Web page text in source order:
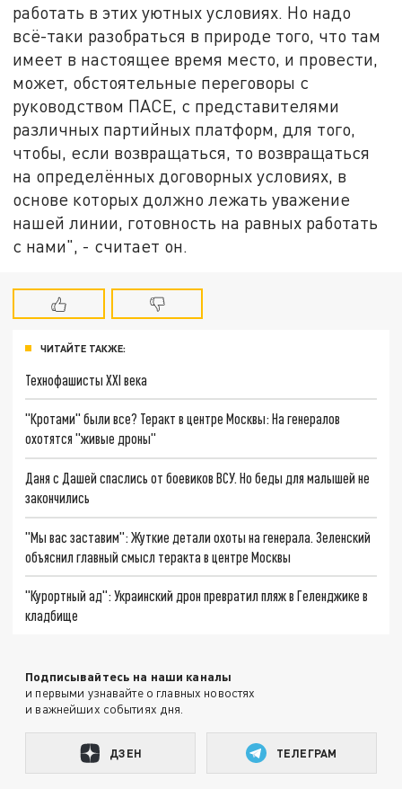
работать в этих уютных условиях. Но надо
всё-таки разобраться в природе того, что там
имеет в настоящее время место, и провести,
может, обстоятельные переговоры с
руководством ПАСЕ, с представителями
различных партийных платформ, для того,
чтобы, если возвращаться, то возвращаться
на определённых договорных условиях, в
основе которых должно лежать уважение
нашей линии, готовность на равных работать
с нами", - считает он.
ЧИТАЙТЕ ТАКЖЕ:
Технофашисты XXI века
"Кротами" были все? Теракт в центре Москвы: На генералов
охотятся "живые дроны"
Даня с Дашей спаслись от боевиков ВСУ. Но беды для малышей не
закончились
"Мы вас заставим": Жуткие детали охоты на генерала. Зеленский
объяснил главный смысл теракта в центре Москвы
"Курортный ад": Украинский дрон превратил пляж в Геленджике в
кладбище
Подписывайтесь на наши каналы
и первыми узнавайте о главных новостях
и важнейших событиях дня.
ДЗЕН ТЕЛЕГРАМ